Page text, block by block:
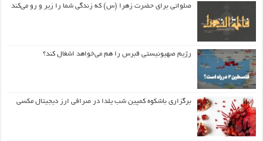
صلواتی برای حضرت زهرا (س) که زندگی شما را زیر و رو می‌کند
رژیم صهیونیستی قبرس را هم می‌خواهد اشغال کند؟
برگزاری باشکوه کمپین شب یلدا در صرافی ارز دیجیتال مکسی